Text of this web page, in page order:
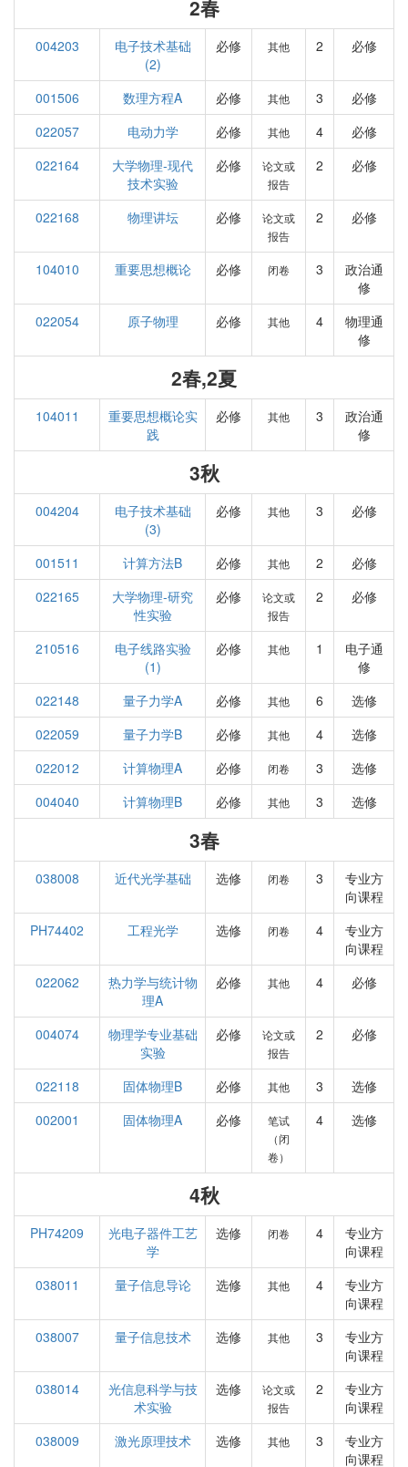
2春
004203
电子技术基础
(2)
必修 其他 2 必修
001506 数理方程A 必修 其他 3
必修
022057
电动力学 必修 其他 4
必修
022164
大学物理-现代
技术实验
必修
论文或
报告
2 必修
022168 物理讲坛 必修
论文或
报告
2 必修
104010 重要思想概论 必修 闭卷 3
政治通
修
022054
原子物理 必修 其他 4
物理通
修
2春,2夏
104011
重要思想概论实
践
必修 其他 3
政治通
修
3秋
004204
电子技术基础
(3)
必修 其他 3 必修
001511 计算方法B 必修 其他 2
必修
022165
大学物理-研究
性实验
必修
论文或
报告
2 必修
210516
电子线路实验
(1)
必修 其他 1
电子通
修
022148
量子力学A 必修 其他 6
选修
022059
量子力学B 必修 其他 4
选修
022012
计算物理A 必修 闭卷 3
选修
004040
计算物理B 必修 其他 3 选修
3春
038008 近代光学基础 选修 闭卷 3
专业方
向课程
PH74402
工程光学 选修 闭卷 4
专业方
向课程
022062
热力学与统计物
理A
必修 其他 4 必修
004074
物理学专业基础
实验
必修
论文或
报告
2 必修
022118 固体物理B 必修 其他 3
选修
002001
固体物理A 必修
笔试
（闭
卷）
4 选修
4秋
PH74209
光电子器件工艺
学
选修 闭卷 4
专业方
向课程
038011
量子信息导论 选修 其他 4
专业方
向课程
038007
量子信息技术 选修 其他 3
专业方
向课程
038014
光信息科学与技
术实验
选修
论文或
报告
2
专业方
向课程
038009
激光原理技术 选修 其他 3
专业方
向课程